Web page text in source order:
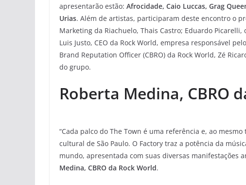
apresentarão estão: Afrocidade, Caio Luccas, Grag
Urias. Além de artistas, participaram deste encontro o
Marketing da Riachuelo, Thais Castro; Eduardo
Luis Justo, CEO da Rock World, empresa responsável
Brand Reputation Officer (CBRO) da Rock World, Zé
do grupo.
Roberta Medina, CBRO
“Cada palco do The Town é uma referência e, ao
cultural de São Paulo. O Factory traz a potência da
mundo, apresentada com suas diversas manifestações
Medina, CBRO da Rock World.